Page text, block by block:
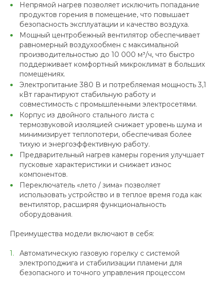
Непрямой нагрев позволяет исключить попадание
продуктов горения в помещение, что повышает
безопасность эксплуатации и качество воздуха.
Мощный центробежный вентилятор обеспечивает
равномерный воздухообмен с максимальной
производительностью до 10 000 м³/ч, что быстро
поддерживает комфортный микроклимат в больших
помещениях.
Электропитание 380 В и потребляемая мощность 3,1
кВт гарантируют стабильную работу и
совместимость с промышленными электросетями.
Корпус из двойного стального листа с
термозвуковой изоляцией снижает уровень шума и
минимизирует теплопотери, обеспечивая более
тихую и энергоэффективную работу.
Предварительный нагрев камеры горения улучшает
пусковые характеристики и снижает износ
компонентов.
Переключатель «лето / зима» позволяет
использовать устройство и в теплое время года как
вентилятор, расширяя функциональность
оборудования.
Преимущества модели включают в себя:
Автоматическую газовую горелку с системой
электроподжига и стабилизации пламени для
безопасного и точного управления процессом